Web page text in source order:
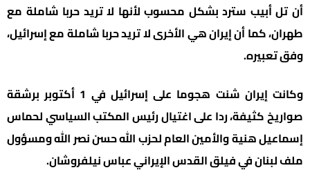
أن تل أبيب سترد بشكل محسوب لأنها لا تريد حربا شاملة مع
طهران، كما أن إيران هي الأخرى لا تريد حربا شاملة مع إسرائيل،
وفق تعبيره.
وكانت إيران شنت هجوما على إسرائيل في 1 أكتوبر برشقة
صواريخ كثيفة، ردا على اغتيال رئيس المكتب السياسي لحماس
إسماعيل هنية والأمين العام لحزب الله حسن نصر الله ومسؤول
ملف لبنان في فيلق القدس الإيراني عباس نيلفروشان.